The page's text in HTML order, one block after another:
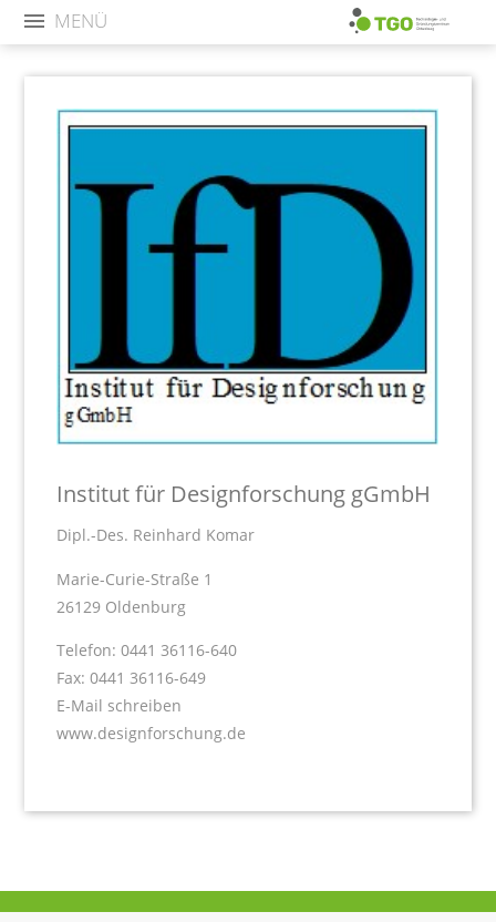
MENÜ
Institut für Designforschung gGmbH
Dipl.-Des. Reinhard Komar
Marie-Curie-Straße 1
26129 Oldenburg
Telefon: 0441 36116-640
Fax: 0441 36116-649
E-Mail schreiben
www.designforschung.de